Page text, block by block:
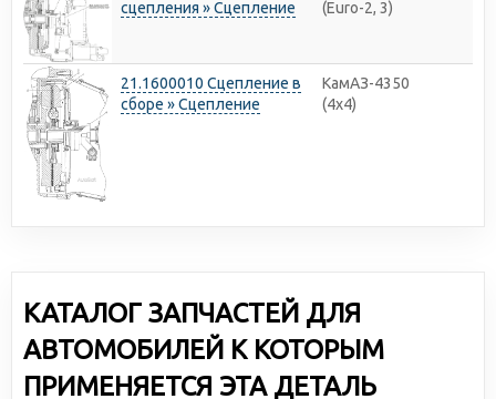
сцепления » Сцепление
(Euro-2, 3)
21.1600010 Сцепление в
сборе » Сцепление
КамАЗ-4350
(4х4)
КАТАЛОГ ЗАПЧАСТЕЙ ДЛЯ
АВТОМОБИЛЕЙ К КОТОРЫМ
ПРИМЕНЯЕТСЯ ЭТА ДЕТАЛЬ